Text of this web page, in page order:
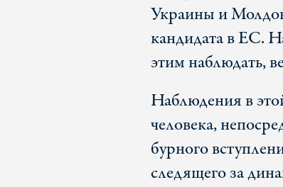
Украины и
кандидата в ЕС.
этим наблюдать,
Наблюдения в
человека,
бурного
следящего за